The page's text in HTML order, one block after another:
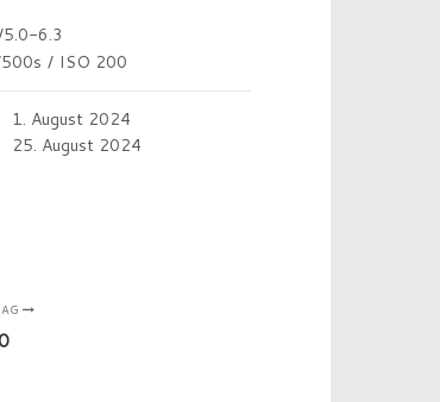
6.3
/ ISO 200
1. August 2024
25. August 2024